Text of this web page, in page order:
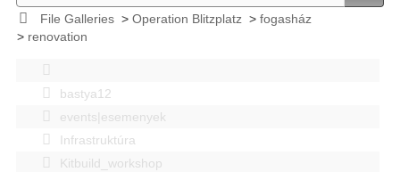
File Galleries> Operation Blitzplatz> fogasház
> renovation
bastya12
events|esemenyek
Infrastruktúra
Kitbuild_workshop